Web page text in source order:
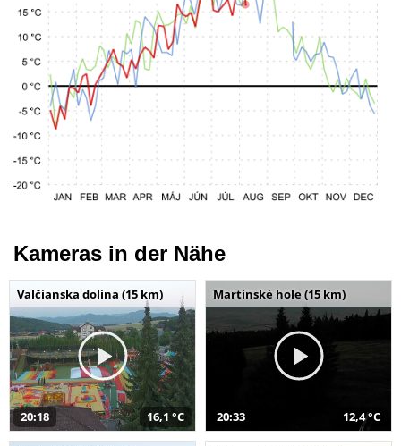
Kameras in der Nähe
Valčianska dolina (15 km)
20:18 16,1 °C
Martinské hole (15 km)
20:33 12,4 °C